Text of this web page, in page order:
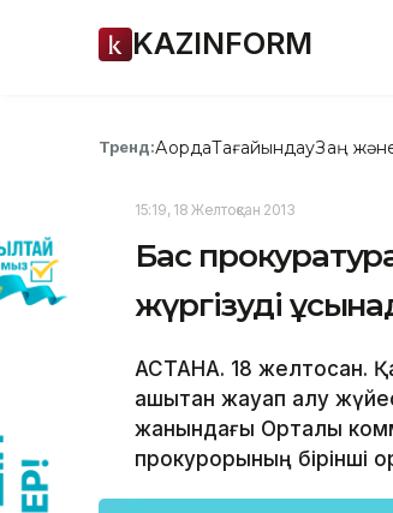
KAZINFORM
Тренд:АқордаТағайындауЗаң
15:19, 18 Желтоқсан 2013
Бас
жүргізуді
АСТАНА. 18 желтоқсан.
қашықтан жауап алу
жанындағы Орталық
прокурорының бірінші